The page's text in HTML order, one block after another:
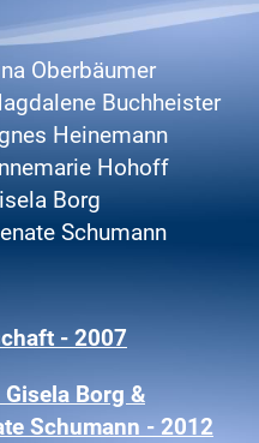
Oberbäumer
Buchheister
Heinemann
Hohoff
Borg
Schumann
- 2007
Borg &
Schumann - 2012